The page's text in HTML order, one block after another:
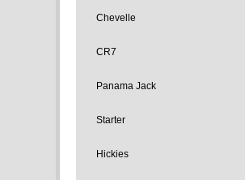
Chevelle
CR7
Panama Jack
Starter
Hickies